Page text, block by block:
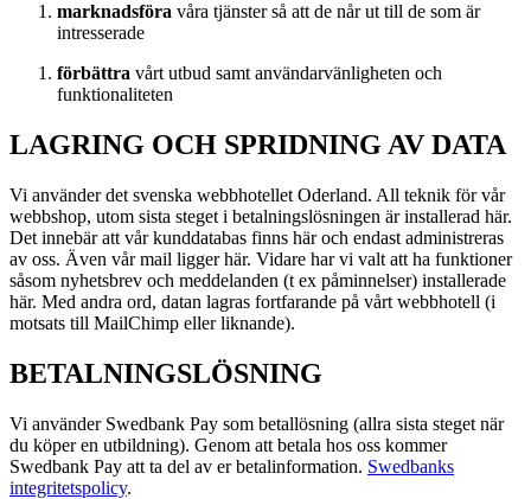
marknadsföra våra tjänster så att de når ut till de som är
intresserade
förbättra vårt utbud samt användarvänligheten och
funktionaliteten
LAGRING OCH SPRIDNING AV DATA
Vi använder det svenska webbhotellet Oderland. All teknik för vår
webbshop, utom sista steget i betalningslösningen är installerad här.
Det innebär att vår kunddatabas finns här och endast administreras
av oss. Även vår mail ligger här. Vidare har vi valt att ha funktioner
såsom nyhetsbrev och meddelanden (t ex påminnelser) installerade
här. Med andra ord, datan lagras fortfarande på vårt webbhotell (i
motsats till MailChimp eller liknande).
BETALNINGSLÖSNING
Vi använder Swedbank Pay som betallösning (allra sista steget när
du köper en utbildning). Genom att betala hos oss kommer
Swedbank Pay att ta del av er betalinformation. Swedbanks
integritetspolicy.